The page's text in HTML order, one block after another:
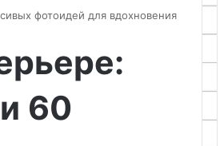
фотоидей для вдохновения
60
для